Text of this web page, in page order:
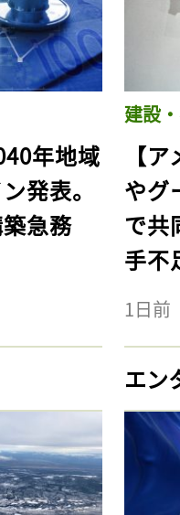
年地域
発表。
急務
建設
【
やグ
で共
手不
1日前
エン